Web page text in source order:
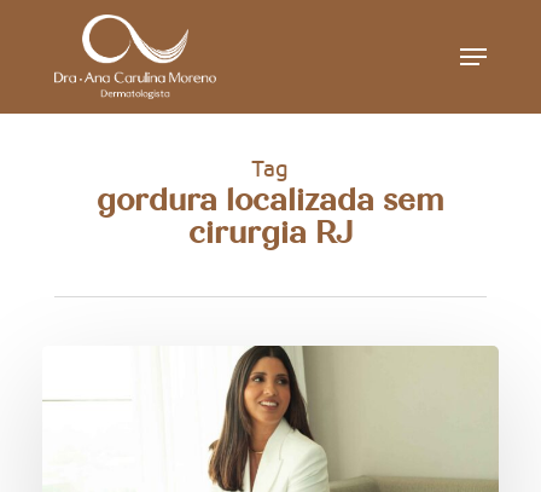
Menu
Tag
gordura localizada sem
cirurgia RJ